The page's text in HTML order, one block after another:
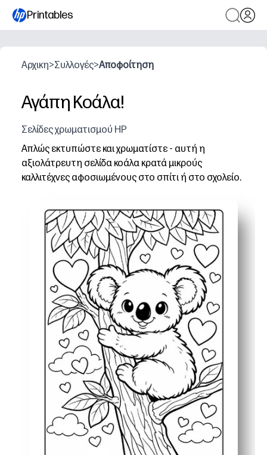
Printables
Αρχικη>Συλλογές>Αποφοίτηση
Αγάπη Κοάλα!
Σελίδες χρωματισμού HP
Απλώς εκτυπώστε και χρωματίστε - αυτή η
αξιολάτρευτη σελίδα κοάλα κρατά μικρούς
καλλιτέχνες αφοσιωμένους στο σπίτι ή στο σχολείο.
Χτίζει λεπτές κινητικές δεξιότητες, έλεγχο μολυβιού
Εύκολη εμπλοκή οπουδήποτε - ιδανική για ήσυχες
Ευέλικτο και επανεκτυπώσιμο - χρησιμοποιήστε